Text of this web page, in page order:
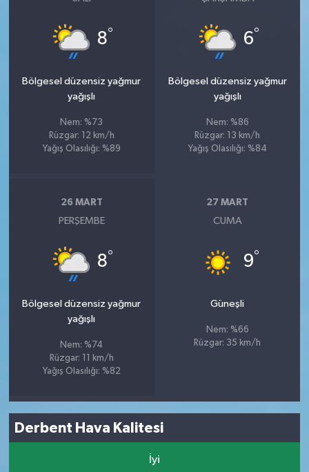
8°
Bölgesel düzensiz yağmur
yağışlı
Nem: %73
Rüzgar: 12 km/h
Yağış Olasılığı: %89
6°
Bölgesel düzensiz yağmur
yağışlı
Nem: %86
Rüzgar: 13 km/h
Yağış Olasılığı: %84
26 MART
PERŞEMBE
8°
Bölgesel düzensiz yağmur
yağışlı
Nem: %74
Rüzgar: 11 km/h
Yağış Olasılığı: %82
27 MART
CUMA
9°
Güneşli
Nem: %66
Rüzgar: 35 km/h
Derbent Hava Kalitesi
İyi